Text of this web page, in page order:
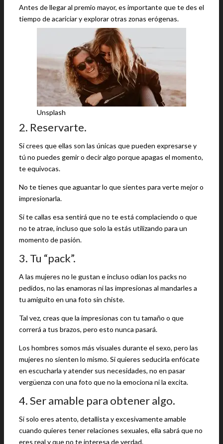
Antes de llegar al premio mayor, es importante que te des el
tiempo de acariciar y explorar otras zonas erógenas.
Unsplash
2. Reservarte.
Si crees que ellas son las únicas que pueden expresarse y
tú no puedes gemir o decir algo porque apagas el momento,
te equivocas.
No te tienes que aguantar lo que sientes para verte mejor o
impresionarla.
Si te callas esa sentirá que no te está complaciendo o que
no te atrae, incluso que solo la estás utilizando para un
momento de pasión.
3. Tu “pack”.
A las mujeres no le gustan e incluso odian los packs no
pedidos, no las enamoras ni las impresionas al mandarles a
tu amiguito en una foto sin chiste.
Tal vez, creas que la impresionas con tu tamaño o que
correrá a tus brazos, pero esto nunca pasará.
Los hombres somos más visuales durante el sexo, pero las
mujeres no sienten lo mismo. Si quieres seducirla enfócate
en escucharla y atender sus necesidades, no en pasar
vergüenza con una foto que no la emociona ni la excita.
4. Ser amable para obtener algo.
Si solo eres atento, detallista y excesivamente amable
cuando quieres tener relaciones sexuales, ella sabrá que no
eres real y que no te interesa de verdad.